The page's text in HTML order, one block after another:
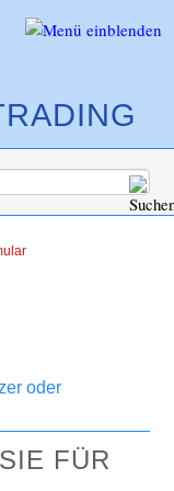
aus Edelstahl
und in
oder
FÜR